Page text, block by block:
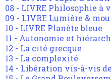
08 - LIVRE Philosophie à
09 - LIVRE Lumière &
10 - LIVRE Planète bleue
11 - Autonomie et
12 - La cité grecque
13 - La complexité
14 - Libération vis-à-vis